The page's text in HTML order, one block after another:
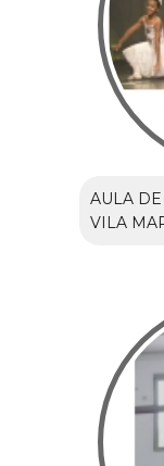
AULA
VILA